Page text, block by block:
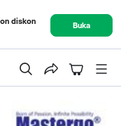
diskon
Buka